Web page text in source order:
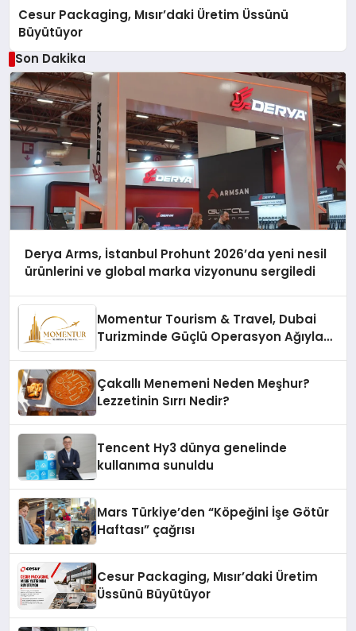
Cesur Packaging, Mısır’daki Üretim Üssünü
Büyütüyor
Son Dakika
Derya Arms, İstanbul Prohunt 2026’da yeni nesil
ürünlerini ve global marka vizyonunu sergiledi
Momentur Tourism & Travel, Dubai
Turizminde Güçlü Operasyon Ağıyla
Çakallı Menemeni Neden Meşhur?
Lezzetinin Sırrı Nedir?
Tencent Hy3 dünya genelinde
kullanıma sunuldu
Mars Türkiye’den “Köpeğini İşe Götür
Haftası” çağrısı
Cesur Packaging, Mısır’daki Üretim
Üssünü Büyütüyor